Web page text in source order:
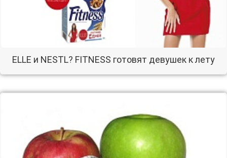
ELLE и NESTL? FITNESS готовят девушек к лету